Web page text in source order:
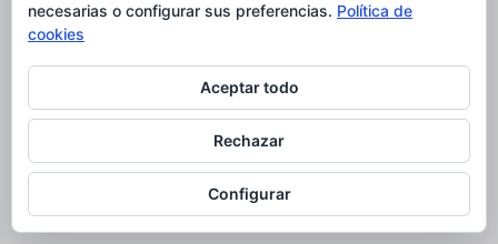
necesarias o configurar sus preferencias. Política de
cookies
Aceptar todo
Rechazar
Configurar